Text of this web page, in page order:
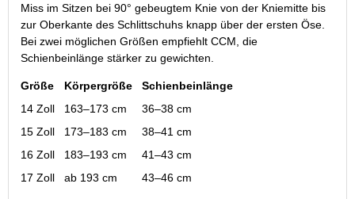
Miss im Sitzen bei 90° gebeugtem Knie von der Kniemitte bis
zur Oberkante des Schlittschuhs knapp über der ersten Öse.
Bei zwei möglichen Größen empfiehlt CCM, die
Schienbeinlänge stärker zu gewichten.
Größe Körpergröße
Schienbeinlänge
14 Zoll
163–173 cm
36–38 cm
15 Zoll
173–183 cm
38–41 cm
16 Zoll
183–193 cm
41–43 cm
17 Zoll
ab 193 cm 43–46 cm